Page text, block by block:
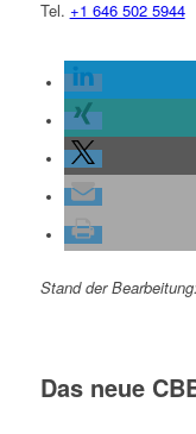
Tel. +1 646 502 5944
Stand der
Das neue